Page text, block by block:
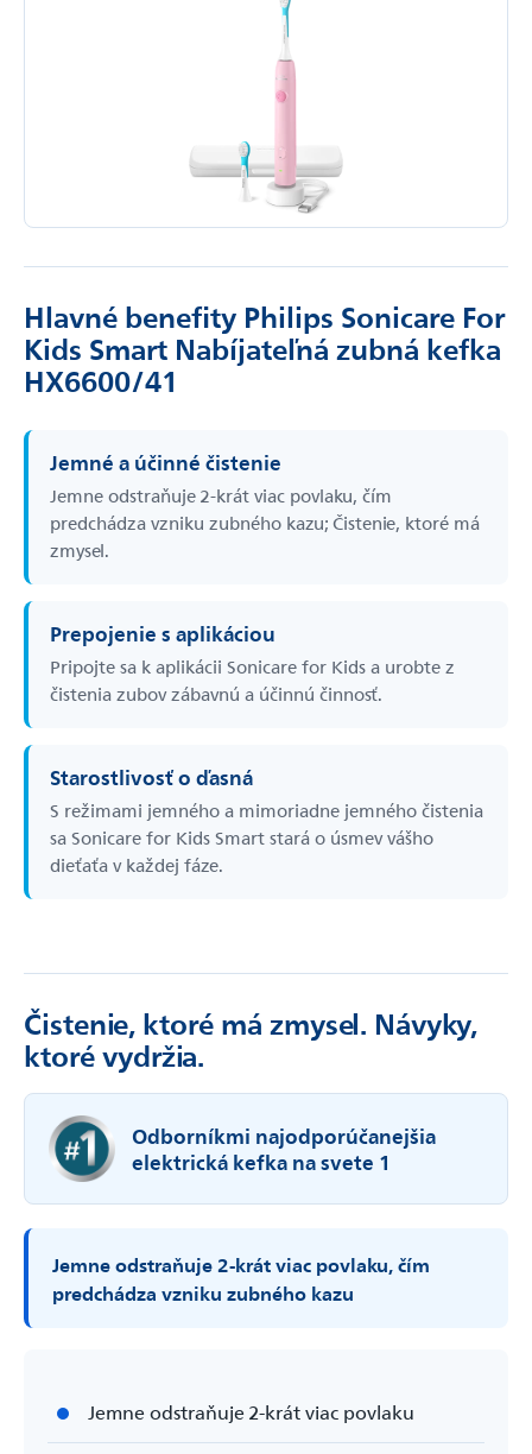
Hlavné benefity Philips Sonicare For
Kids Smart Nabíjateľná zubná kefka
HX6600/41
Jemné a účinné čistenie
Jemne odstraňuje 2-krát viac povlaku, čím
predchádza vzniku zubného kazu; Čistenie, ktoré má
zmysel.
Prepojenie s aplikáciou
Pripojte sa k aplikácii Sonicare for Kids a urobte z
čistenia zubov zábavnú a účinnú činnosť.
Starostlivosť o ďasná
S režimami jemného a mimoriadne jemného čistenia
sa Sonicare for Kids Smart stará o úsmev vášho
dieťaťa v každej fáze.
Čistenie, ktoré má zmysel. Návyky,
ktoré vydržia.
Odborníkmi najodporúčanejšia
elektrická kefka na svete 1
Jemne odstraňuje 2-krát viac povlaku, čím
predchádza vzniku zubného kazu
Jemne odstraňuje 2-­krát viac povlaku